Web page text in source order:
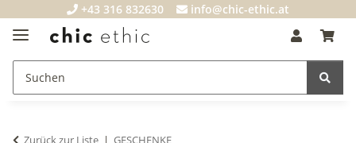
+43 316 832630 info@chic-ethic.at
Zurück zur Liste GESCHENKE